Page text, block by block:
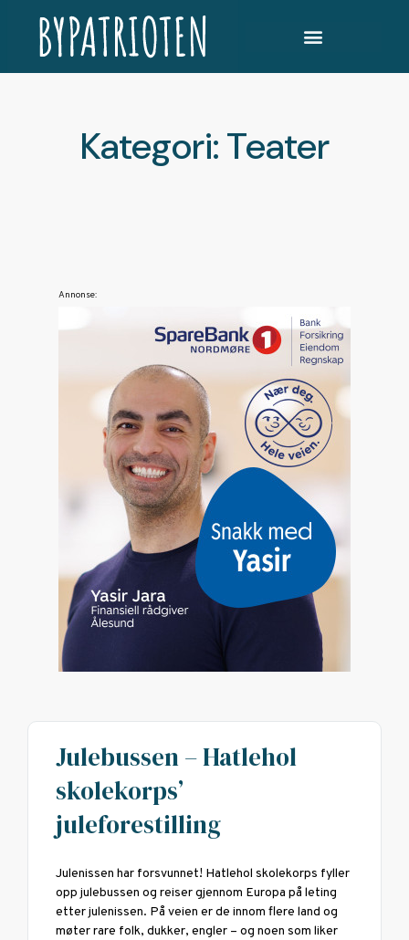
Kategori: Teater
Annonse:
Julebussen – Hatlehol
skolekorps’
juleforestilling
Julenissen har forsvunnet! Hatlehol skolekorps fyller
opp julebussen og reiser gjennom Europa på leting
etter julenissen. På veien er de innom flere land og
møter rare folk, dukker, engler – og noen som liker